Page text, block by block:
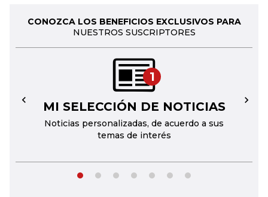
CONOZCA LOS BENEFICIOS EXCLUSIVOS PARA
NUESTROS SUSCRIPTORES
1
MI SELECCIÓN DE NOTICIAS
Noticias personalizadas, de acuerdo a sus
temas de interés
← →